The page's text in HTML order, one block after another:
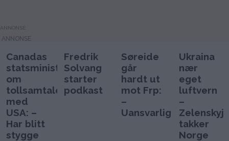
ANNONSE
Canadas
statsminister
om
tollsamtaler
med
USA: –
Har blitt
stygge
Fredrik
Solvang
starter
podkast
Søreide
går
hardt ut
mot Frp:
–
Uansvarlig
Ukraina
nær
eget
luftvern
–
Zelenskyj
takker
Norge